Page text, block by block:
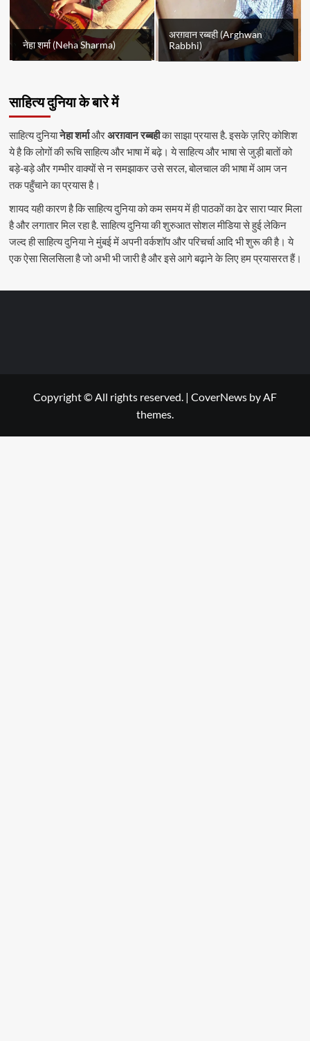
नेहा शर्मा (Neha Sharma)
अरग़वान रब्बही (Arghwan
Rabbhi)
साहित्य दुनिया के बारे में
साहित्य दुनियानेहा शर्माऔरअरग़वान रब्बहीका साझा प्रयास है. इसके ज़रिए कोशिश
ये है कि लोगों की रूचि साहित्य और भाषा में बढ़े। ये साहित्य और भाषा से जुड़ी बातों को
बड़े-बड़े और गम्भीर वाक्यों से न समझाकर उसे सरल, बोलचाल की भाषा में आम जन
तक पहुँचाने का प्रयास है।
शायद यही कारण है कि साहित्य दुनिया को कम समय में ही पाठकों का ढेर सारा प्यार मिला
है और लगातार मिल रहा है. साहित्य दुनिया की शुरुआत सोशल मीडिया से हुई लेकिन
जल्द ही साहित्य दुनिया ने मुंबई में अपनी वर्कशॉप और परिचर्चा आदि भी शुरू की है। ये
एक ऐसा सिलसिला है जो अभी भी जारी है और इसे आगे बढ़ाने के लिए हम प्रयासरत हैं।
Copyright © All rights reserved. | CoverNews by AF
themes.